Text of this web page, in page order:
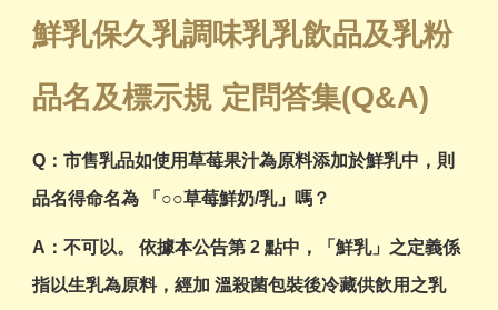
鮮乳保久乳調味乳乳飲品及乳粉
品名及標示規 定問答集(Q&A)
Q：市售乳品如使用草莓果汁為原料添加於鮮乳中，則
品名得命名為 「○○草莓鮮奶/乳」嗎？
A：不可以。 依據本公告第 2 點中，「鮮乳」之定義係
指以生乳為原料，經加 溫殺菌包裝後冷藏供飲用之乳